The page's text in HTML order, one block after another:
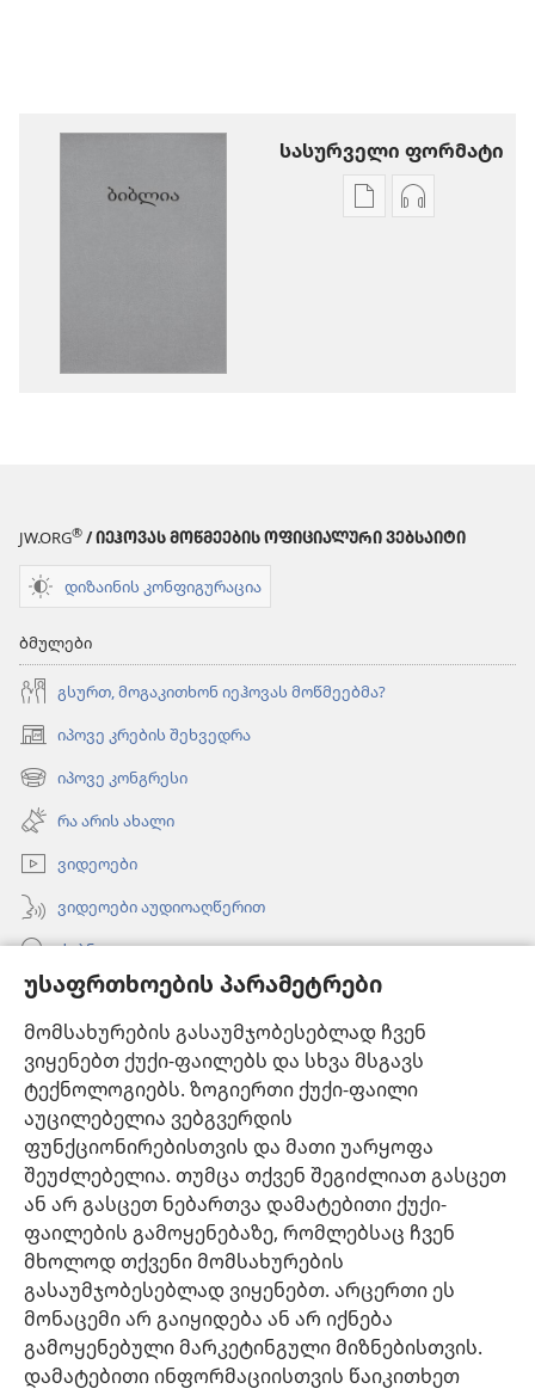
უსაფრთხოების პარამეტრები
მომსახურების გასაუმჯობესებლად ჩვენ
ვიყენებთ ქუქი-ფაილებს და სხვა მსგავს
ტექნოლოგიებს. ზოგიერთი ქუქი-ფაილი
აუცილებელია ვებგვერდის
ფუნქციონირებისთვის და მათი უარყოფა
შეუძლებელია. თუმცა თქვენ შეგიძლიათ გასცეთ
ან არ გასცეთ ნებართვა დამატებითი ქუქი-
ფაილების გამოყენებაზე, რომლებსაც ჩვენ
მხოლოდ თქვენი მომსახურების
გასაუმჯობესებლად ვიყენებთ. არცერთი ეს
მონაცემი არ გაიყიდება ან არ იქნება
გამოყენებული მარკეტინგული მიზნებისთვის.
დამატებითი ინფორმაციისთვის წაიკითხეთ
სასურველი ფორმატი
პუბლიკაციების
JW.ORG® / ᲘᲔᲰᲝᲕᲐᲡ ᲛᲝᲬᲛᲔᲔᲑᲘᲡ ᲝᲤᲘᲪᲘᲐᲚᲣᲠᲘ ᲕᲔᲑᲡᲐᲘᲢᲘ
დიზაინის კონფიგურაცია
ბმულები
გსურთ, მოგაკითხონ იეჰოვას მოწმეებმა?
იპოვე კრების შეხვედრა
(გაიხსნება
ახალი
ფანჯარა)
იპოვე კონგრესი
(გაიხსნება
ახალი
ფანჯარა)
რა არის ახალი
ვიდეოები
ვიდეოები აუდიოაღწერით
ძებნა
ინფორმაცია ექიმებისთვის
ინფორმაცია ოფიციალური პირებისთვის
დახმარება
შესაწირავები
(გაიხსნება
ახალი
ფანჯარა)საგუშაგო კოშკის ონლაინ ბიბლიოთეკა™
(გაიხსნება
ახალი
ფანჯარა)JW Hub
(გაიხსნება
ახალი
ფანჯარა)JW ბიბლიოთეკა
„საგუშაგო კოშკის ბიბლიოთეკა“